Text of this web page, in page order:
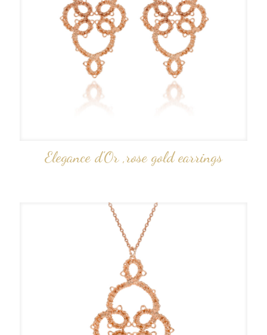
Elegance d’Or ,rose gold earrings